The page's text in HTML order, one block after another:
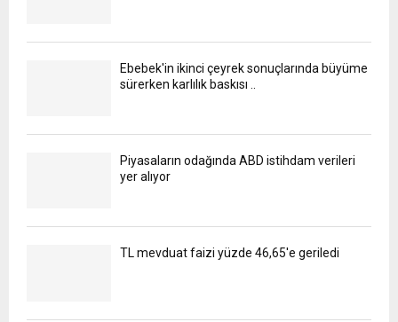
Ebebek'in ikinci çeyrek sonuçlarında büyüme
sürerken karlılık baskısı ..
Piyasaların odağında ABD istihdam verileri
yer alıyor
TL mevduat faizi yüzde 46,65'e geriledi